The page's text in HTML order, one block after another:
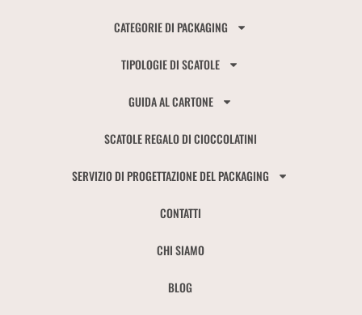
CATEGORIE DI PACKAGING
TIPOLOGIE DI SCATOLE
GUIDA AL CARTONE
SCATOLE REGALO DI CIOCCOLATINI
SERVIZIO DI PROGETTAZIONE DEL PACKAGING
CONTATTI
CHI SIAMO
BLOG